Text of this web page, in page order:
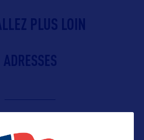
PLUS LOIN
ADRESSES